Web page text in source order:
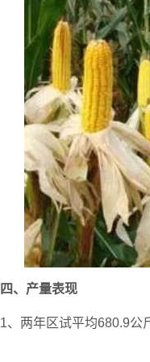
四、产量表现
1、两年区试平均680.9公